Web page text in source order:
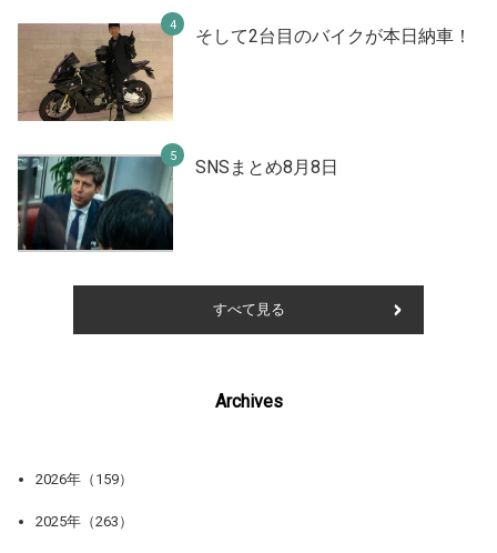
そして2台目のバイクが本日納車！
SNSまとめ8月8日
すべて見る
Archives
2026年（159）
2025年（263）